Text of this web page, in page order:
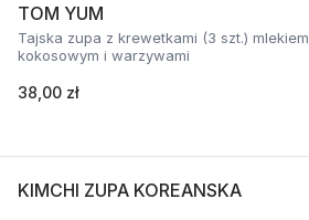
TOM YUM
Tajska zupa z krewetkami (3 szt.) mlekiem
kokosowym i warzywami
38,00 zł
KIMCHI ZUPA KOREANSKA